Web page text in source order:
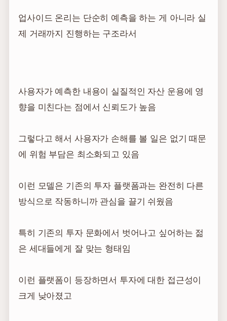
업사이드 온리는 단순히 예측을 하는 게 아니라 실
제 거래까지 진행하는 구조라서
사용자가 예측한 내용이 실질적인 자산 운용에 영
향을 미친다는 점에서 신뢰도가 높음
그렇다고 해서 사용자가 손해를 볼 일은 없기 때문
에 위험 부담은 최소화되고 있음
이런 모델은 기존의 투자 플랫폼과는 완전히 다른
방식으로 작동하니까 관심을 끌기 쉬웠음
특히 기존의 투자 문화에서 벗어나고 싶어하는 젊
은 세대들에게 잘 맞는 형태임
이런 플랫폼이 등장하면서 투자에 대한 접근성이
크게 낮아졌고